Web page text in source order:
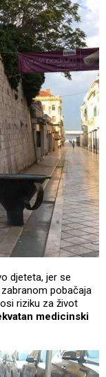
djeteta, jer se
pobačaja
riziku za život
medicinski